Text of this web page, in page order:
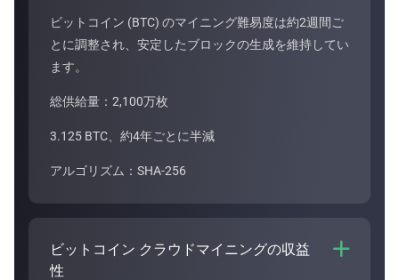
ビットコイン (BTC) のマイニング難易度は約2週間ご
とに調整され、安定したブロックの生成を維持してい
ます。
総供給量：2,100万枚
3.125 BTC、約4年ごとに半減
アルゴリズム：SHA-256
ビットコイン クラウドマイニングの収益
性
